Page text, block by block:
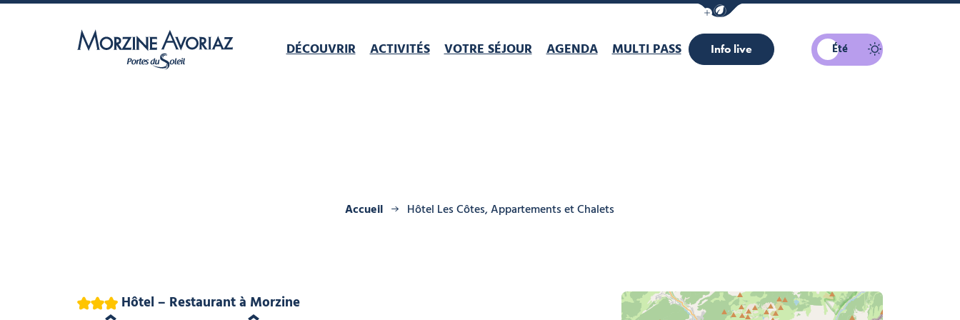
Afficher la barre de navigation du mode éco
DÉCOUVRIR ACTIVITÉS VOTRE SÉJOUR AGENDA MULTI PASS Info live Été
Accueil Hôtel Les Côtes, Appartements et Chalets
3 étoilesHôtel – Restaurantà Morzine